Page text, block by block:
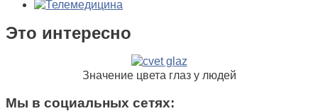
Это интересно
Значение цвета глаз у людей
Мы в социальных сетях: